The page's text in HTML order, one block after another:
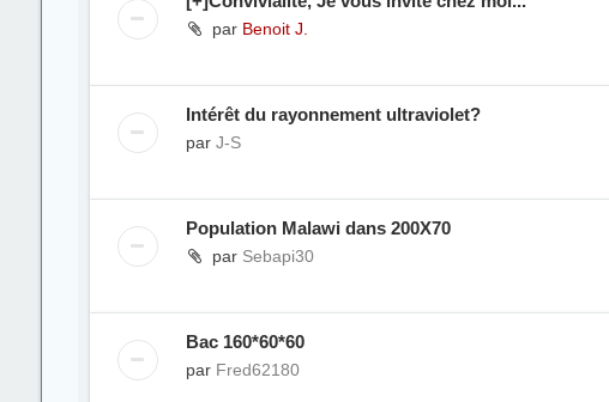
par Benoit J.
Intérêt du rayonnement ultraviolet?
par J-S
Population Malawi dans 200X70
par Sebapi30
Bac 160*60*60
par Fred62180